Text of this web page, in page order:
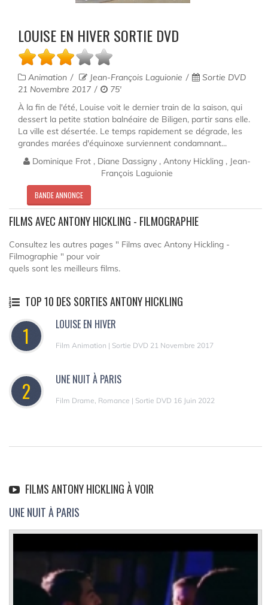
LOUISE EN HIVER SORTIE DVD
Animation Jean-François Laguionie
Sortie DVD
21 Novembre 2017
75'
À la fin de l'été, Louise voit le dernier train de la saison, qui
dessert la petite station balnéaire de Biligen, partir sans elle.
La ville est désertée. Le temps rapidement se dégrade, les
grandes marées d'équinoxe surviennent condamnant...
Dominique Frot , Diane Dassigny , Antony Hickling , Jean-
François Laguionie
BANDE ANNONCE
FILMS AVEC ANTONY HICKLING - FILMOGRAPHIE
Consultez les autres pages " Films avec Antony Hickling -
Filmographie " pour voir
quels sont les meilleurs films.
TOP 10 DES SORTIES ANTONY HICKLING
1 LOUISE EN HIVER
Film Animation | Sortie DVD 21 Novembre 2017
2 UNE NUIT À PARIS
Film Drame, Romance | Sortie DVD 16 Juin 2022
FILMS ANTONY HICKLING À VOIR
UNE NUIT À PARIS